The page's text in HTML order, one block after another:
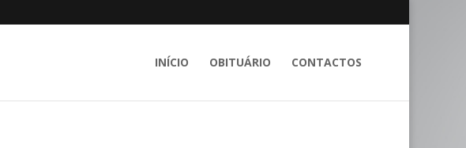
INÍCIO OBITUÁRIO CONTACTOS